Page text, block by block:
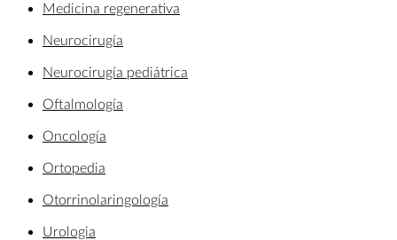
Medicina regenerativa
Neurocirugía
Neurocirugía pediátrica
Oftalmología
Oncología
Ortopedia
Otorrinolaringología
Urologia